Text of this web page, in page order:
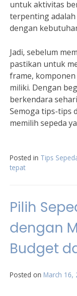
untuk aktivitas
terpenting adalah
dengan
Jadi, sebelum
pastikan untuk
frame, komponen
miliki. Dengan
berkendara
Semoga tips-tips
memilih sepeda
Posted in Tips
tepat
Pilih
dengan
Budget
Posted on March 16,